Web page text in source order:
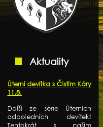
Aktuality
Úterní devítka s Čistím Káry
11.8.
Další ze série Úterních
odpoledních devítek!
Tentokrát s naším